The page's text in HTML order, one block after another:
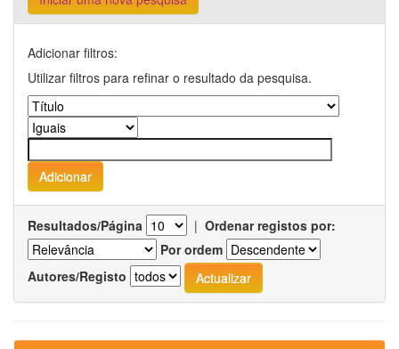
Adicionar filtros:
Utilizar filtros para refinar o resultado da pesquisa.
Resultados/Página | Ordenar registos por:
Por ordem
Autores/Registo